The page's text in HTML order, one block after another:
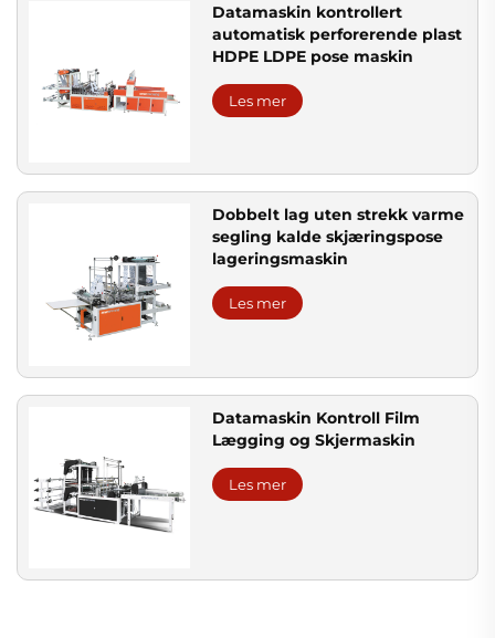
Datamaskin kontrollert
automatisk perforerende plast
HDPE LDPE pose maskin
Les mer
Dobbelt lag uten strekk varme
segling kalde skjæringspose
lageringsmaskin
Les mer
Datamaskin Kontroll Film
Lægging og Skjermaskin
Les mer